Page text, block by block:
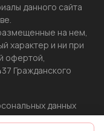
данного сайта
на нем,
характер и ни при
офертой,
Гражданского
данных